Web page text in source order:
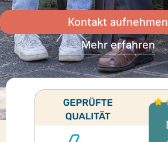
Kontakt aufnehmen
Mehr erfahren